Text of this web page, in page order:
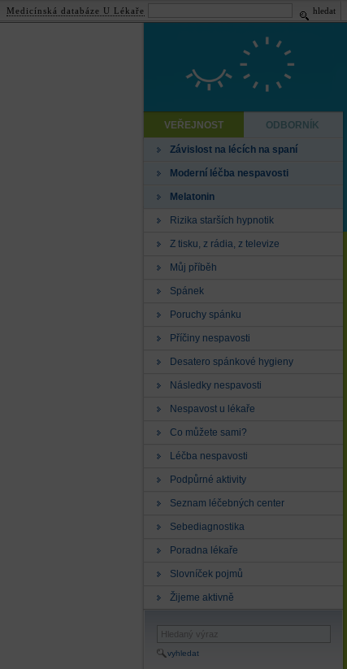
VEŘEJNOST
ODBORNÍK
Závislost na lécích na spaní
Moderní léčba nespavosti
Melatonin
Rizika starších hypnotik
Z tisku, z rádia, z televize
Můj příběh
Spánek
Poruchy spánku
Příčiny nespavosti
Desatero spánkové hygieny
Následky nespavosti
Nespavost u lékaře
Co můžete sami?
Léčba nespavosti
Podpůrné aktivity
Seznam léčebných center
Sebediagnostika
Poradna lékaře
Slovníček pojmů
Žijeme aktivně
vyhledat
Medicínská databáze U Lékaře hledat